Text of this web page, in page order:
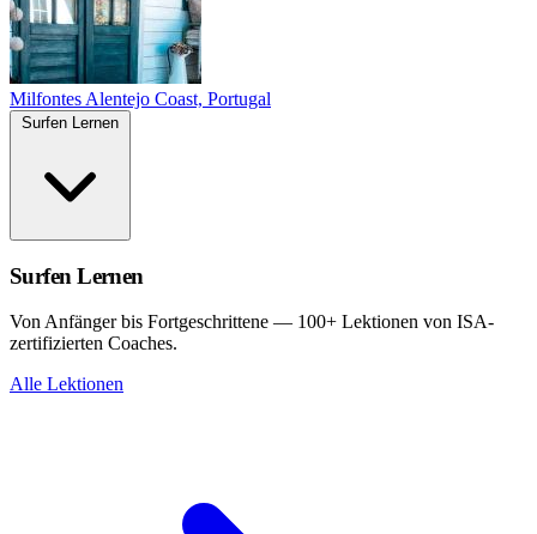
Milfontes Alentejo Coast, Portugal
Surfen Lernen
Von Anfänger bis Fortgeschrittene — 100+ Lektionen von ISA-
zertifizierten Coaches.
Alle Lektionen